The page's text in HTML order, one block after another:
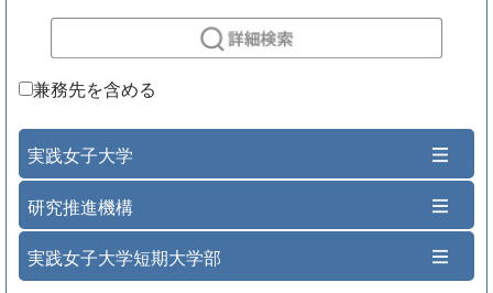
兼務先を含める
実践女子大学
研究推進機構
実践女子大学短期大学部